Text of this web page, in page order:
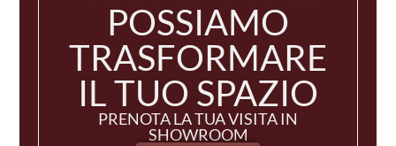
POSSIAMO
TRASFORMARE
IL TUO SPAZIO
PRENOTA LA TUA VISITA IN
SHOWROOM